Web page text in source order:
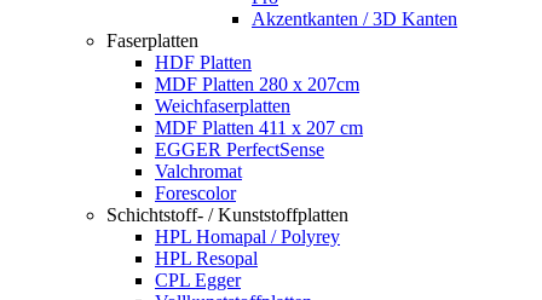
Akzentkanten / 3D Kanten
Faserplatten
HDF Platten
MDF Platten 280 x 207cm
Weichfaserplatten
MDF Platten 411 x 207 cm
EGGER PerfectSense
Valchromat
Forescolor
Schichtstoff- / Kunststoffplatten
HPL Homapal / Polyrey
HPL Resopal
CPL Egger